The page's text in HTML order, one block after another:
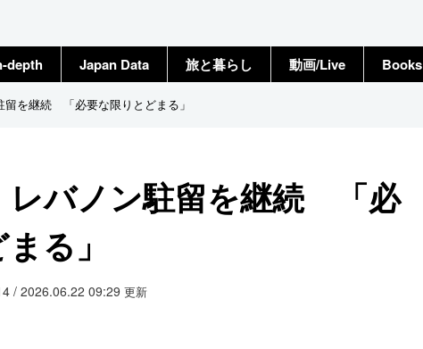
depth Japan Data 旅と暮らし 動画/Live Books
留を継続 「必要な限りとどまる」
レバノン駐留を継続 「必
る」
/ 2026.06.22 09:29 更新